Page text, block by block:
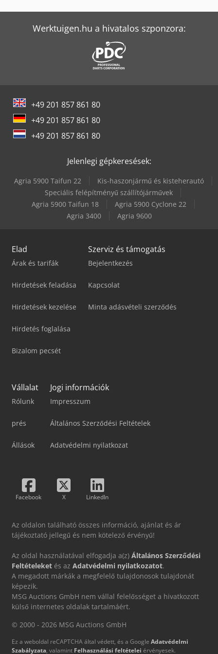
Felder Rl 200
Hebrock F4
Hebrock F5
Hofmann Tfs 107
Kuper Fwm 630
Makino F5
Werktuigen.hu a hivatalos szponzora:
+49 201 857 861 80
+49 201 857 861 80
+49 201 857 861 80
Jelenlegi gépkeresések:
Agria 5900 Taifun 22
Kis-haszonjármű és kisteherautó
Speciális felépítményű szállítójárművek
Agria 5900 Taifun 18
Agria 5900 Cyclone 22
Agria 3400
Agria 9600
Elad
Árak és tarifák
Hirdetések feladása
Hirdetések kezelése
Hirdetés foglalása
Bizalom pecsét
Szerviz és támogatás
Bejelentkezés
Kapcsolat
Minta adásvételi szerződés
Vállalat
Rólunk
prés
Állások
Jogi információk
Impresszum
Általános Szerződési Feltételek
Adatvédelmi nyilatkozat
Facebook X LinkedIn
Az oldalon található összes információ, ajánlat és ár
tájékoztató jellegű és nem kötelező érvényű!
Az oldal használatával elfogadja a(z) Általános Szerződési
Feltételeket és az Adatvédelmi nyilatkozatot.
A megadott márkák a megfelelő tulajdonosok tulajdonát
képezik.
MSG Auctions GmbH nem vállal felelősséget a hivatkozott
külső internetes oldalak tartalmáért.
© 2000 - 2026 MSG Auctions GmbH
Ez a weboldal reCAPTCHA által védett, és a Google Adatvédelmi
Szabályzata, valamint Felhasználási feltételei érvényesek.